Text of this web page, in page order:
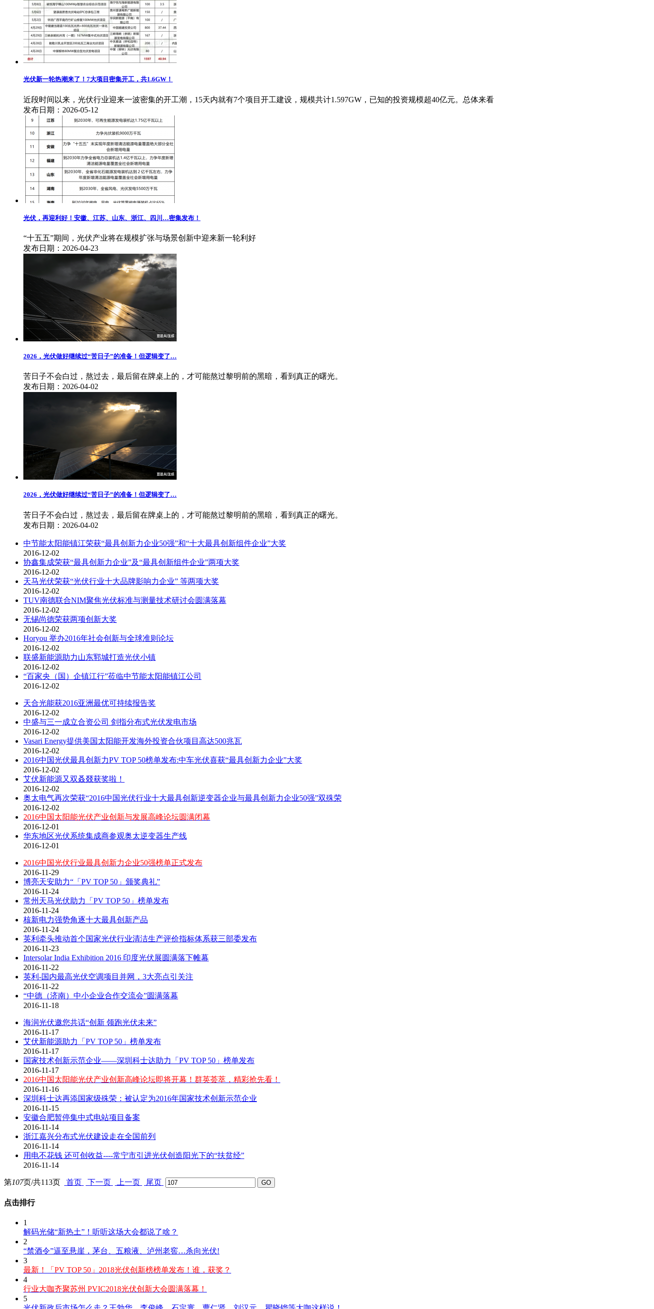
光伏新一轮热潮来了！7大项目密集开工，共1.6GW！
近段时间以来，光伏行业迎来一波密集的开工潮，15天内就有7个项目开工建设，规模共计1.597GW，已知的投资规模超40亿元。总体来看
发布日期：2026-05-12
光伏，再迎利好！安徽、江苏、山东、浙江、四川…密集发布！
“十五五”期间，光伏产业将在规模扩张与场景创新中迎来新一轮利好
发布日期：2026-04-23
2026，光伏做好继续过“苦日子”的准备！但逻辑变了…
苦日子不会白过，熬过去，最后留在牌桌上的，才可能熬过黎明前的黑暗，看到真正的曙光。
发布日期：2026-04-02
2026，光伏做好继续过“苦日子”的准备！但逻辑变了…
苦日子不会白过，熬过去，最后留在牌桌上的，才可能熬过黎明前的黑暗，看到真正的曙光。
发布日期：2026-04-02
中节能太阳能镇江荣获“最具创新力企业50强”和“十大最具创新组件企业”大奖
2016-12-02
协鑫集成荣获“最具创新力企业”及“最具创新组件企业”两项大奖
2016-12-02
天马光伏荣获“光伏行业十大品牌影响力企业” 等两项大奖
2016-12-02
TUV南德联合NIM聚焦光伏标准与测量技术研讨会圆满落幕
2016-12-02
无锡尚德荣获两项创新大奖
2016-12-02
Horyou 举办2016年社会创新与全球准则论坛
2016-12-02
联盛新能源助力山东郓城打造光伏小镇
2016-12-02
“百家央（国）企镇江行”莅临中节能太阳能镇江公司
2016-12-02
天合光能获2016亚洲最优可持续报告奖
2016-12-02
中盛与三一成立合资公司 剑指分布式光伏发电市场
2016-12-02
Vasari Energy提供美国太阳能开发海外投资合伙项目高达500兆瓦
2016-12-02
2016中国光伏最具创新力PV TOP 50榜单发布:中车光伏喜获“最具创新力企业”大奖
2016-12-02
艾伏新能源又双叒叕获奖啦！
2016-12-02
奥太电气再次荣获“2016中国光伏行业十大最具创新逆变器企业与最具创新力企业50强”双殊荣
2016-12-02
2016中国太阳能光伏产业创新与发展高峰论坛圆满闭幕
2016-12-01
华东地区光伏系统集成商参观奥太逆变器生产线
2016-12-01
2016中国光伏行业最具创新力企业50强榜单正式发布
2016-11-29
博亮天安助力“「PV TOP 50」颁奖典礼”
2016-11-24
常州天马光伏助力「PV TOP 50」榜单发布
2016-11-24
核新电力强势角逐十大最具创新产品
2016-11-24
英利牵头推动首个国家光伏行业清洁生产评价指标体系获三部委发布
2016-11-23
Intersolar India Exhibition 2016 印度光伏展圆满落下帷幕
2016-11-22
英利-国内最高光伏空调项目并网，3大亮点引关注
2016-11-22
“中德（济南）中小企业合作交流会”圆满落幕
2016-11-18
海润光伏邀您共话“创新 领跑光伏未来”
2016-11-17
艾伏新能源助力「PV TOP 50」榜单发布
2016-11-17
国家技术创新示范企业——深圳科士达助力「PV TOP 50」榜单发布
2016-11-17
2016中国太阳能光伏产业创新高峰论坛即将开幕！群英荟萃，精彩抢先看！
2016-11-16
深圳科士达再添国家级殊荣：被认定为2016年国家技术创新示范企业
2016-11-15
安徽合肥暂停集中式电站项目备案
2016-11-14
浙江嘉兴分布式光伏建设走在全国前列
2016-11-14
用电不花钱 还可创收益----常宁市引进光伏创造阳光下的“扶贫经”
2016-11-14
第107页/共113页 首页 下一页 上一页 尾页
点击排行
1
解码光储“新热土”！听听这场大会都说了啥？
2
“禁酒令”逼至悬崖，茅台、五粮液、泸州老窖…杀向光伏!
3
最新！「PV TOP 50」2018光伏创新榜榜单发布！谁，获奖？
4
行业大咖齐聚苏州 PVIC2018光伏创新大会圆满落幕！
5